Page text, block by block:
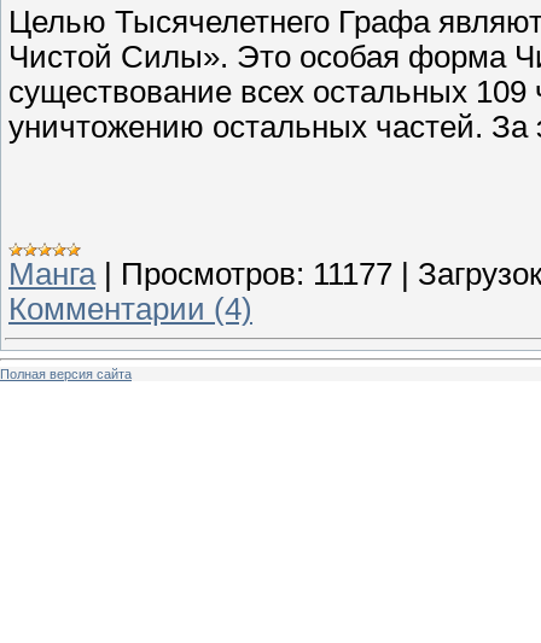
Целью Тысячелетнего Графа
Чистой Силы». Это особая форма
существование всех остальных
уничтожению остальных частей.
Манга| Просмотров: 11177
Комментарии (4)
Полная версия сайта